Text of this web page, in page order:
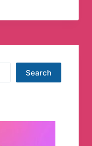
Search